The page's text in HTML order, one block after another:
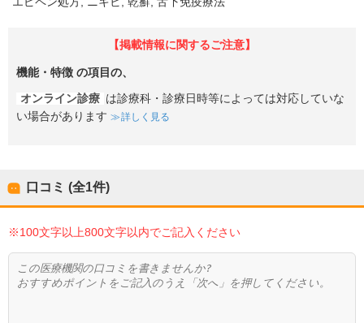
【掲載情報に関するご注意】
機能・特徴 の項目の、
オンライン診療 は診療科・診療日時等によっては対応していな
い場合があります
詳しく見る
口コミ (全1件)
※100文字以上800文字以内でご記入ください